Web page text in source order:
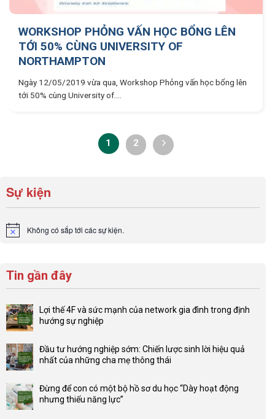
WORKSHOP PHỎNG VẤN HỌC BỔNG LÊN
TỚI 50% CÙNG UNIVERSITY OF
NORTHAMPTON
Ngày 12/05/2019 vừa qua, Workshop Phỏng vấn học bổng lên
tới 50% cùng University of....
1 2
Sự kiện
Notice Không có sắp tới các sự kiện.
Tin gần đây
Lợi thế 4F và sức mạnh của network gia đình trong định
hướng sự nghiệp
bình
luận
Lợi
thế
Đầu tư hướng nghiệp sớm: Chiến lược sinh lời hiệu quả
nhất của những cha mẹ thông thái
bình
luận
Đừng để con có một bộ hồ sơ du học “Dày hoạt động
nhưng thiếu năng lực”